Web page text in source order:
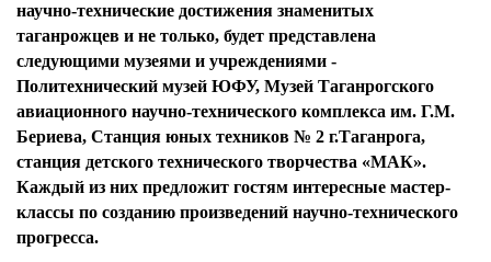
научно-технические достижения знаменитых
таганрожцев и не только, будет представлена
следующими музеями и учреждениями -
Политехнический музей ЮФУ, Музей Таганрогского
авиационного научно-технического комплекса им. Г.М.
Бериева, Станция юных техников № 2 г.Таганрога,
станция детского технического творчества «МАК».
Каждый из них предложит гостям интересные мастер-
классы по созданию произведений научно-технического
прогресса.